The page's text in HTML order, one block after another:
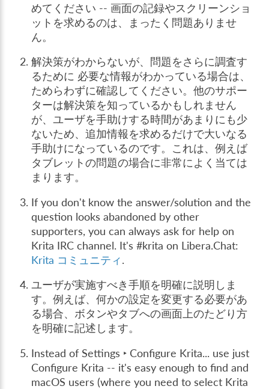
めてください -- 画面の記録やスクリーンショ
ットを求めるのは、まったく問題ありませ
ん。
解決策がわからないが、問題をさらに調査す
るために 必要な情報がわかっている場合は、
ためらわずに確認してください。他のサポー
ターは解決策を知っているかもしれません
が、ユーザを手助けする時間があまりにも少
ないため、追加情報を求めるだけで大いなる
手助けになっているのです。これは、例えば
タブレットの問題の場合に非常によく当ては
まります。
If you don't know the answer/solution and the
question looks abandoned by other
supporters, you can always ask for help on
Krita IRC channel. It's #krita on Libera.Chat:
Krita コミュニティ.
ユーザが実施すべき手順を明確に説明しま
す。例えば、何かの設定を変更する必要があ
る場合、ボタンやタブへの画面上のたどり方
を明確に記述します。
Instead ofSettings ‣ Configure Krita... use just
Configure Krita -- it's easy enough to find and
macOS users (where you need to select Krita